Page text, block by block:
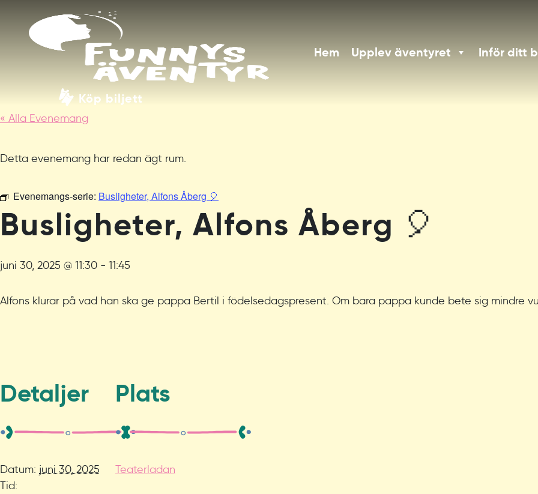
Köp biljett
Hem Upplev äventyret Inför ditt
« Alla Evenemang
Detta evenemang har redan ägt rum.
Evenemangs-serie: Busligheter, Alfons Åberg 🎈
Busligheter, Alfons Åberg 🎈
juni 30, 2025 @ 11:30 - 11:45
Alfons klurar på vad han ska ge pappa Bertil i födelsedagspresent. Om bara pappa kunde bete sig mindre
Detaljer
Datum: juni 30, 2025
Tid:
Plats
Teaterladan